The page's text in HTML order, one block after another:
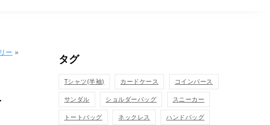
ー »
タグ
Tシャツ(半袖) カードケース コインパース
サンダル ショルダーバッグ スニーカー
トートバッグ ネックレス ハンドバッグ